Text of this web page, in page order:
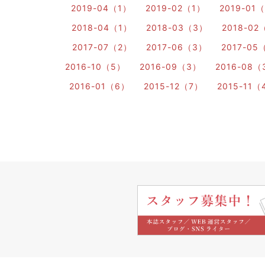
2019-04（1） 2019-02（1）
2019-01
2018-04（1）
2018-03（3）
2018-02
2017-07（2）
2017-06（3）
2017-05
2016-10（5）
2016-09（3）
2016-08（
2016-01（6）
2015-12（7） 2015-11（